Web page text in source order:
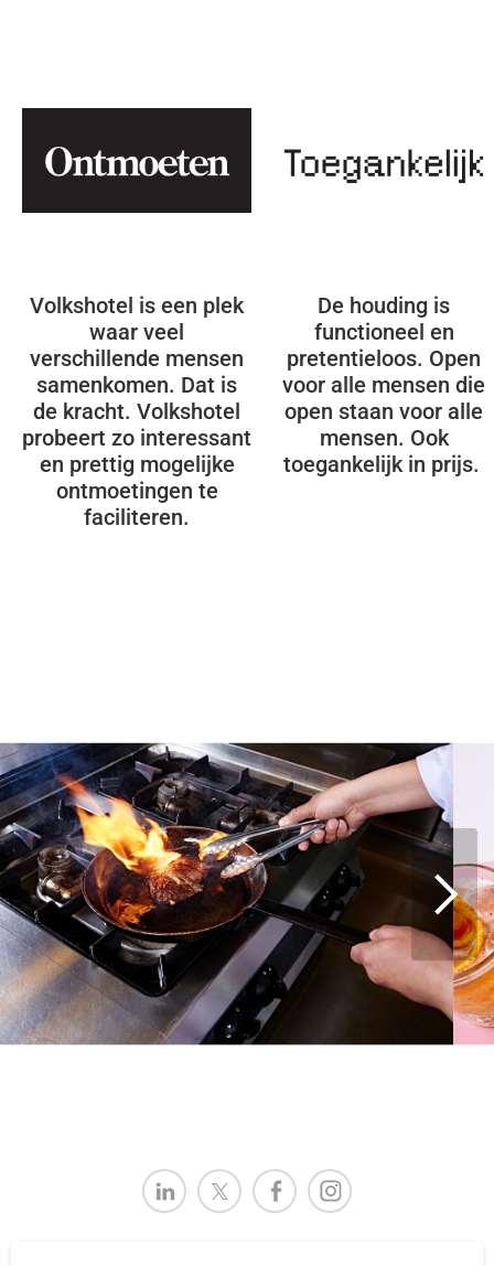
Volkshotel is een plek
waar veel
verschillende mensen
samenkomen. Dat is
de kracht. Volkshotel
probeert zo interessant
en prettig mogelijke
ontmoetingen te
faciliteren.
De houding is
functioneel en
pretentieloos. Open
voor alle mensen die
open staan voor alle
mensen. Ook
toegankelijk in prijs.